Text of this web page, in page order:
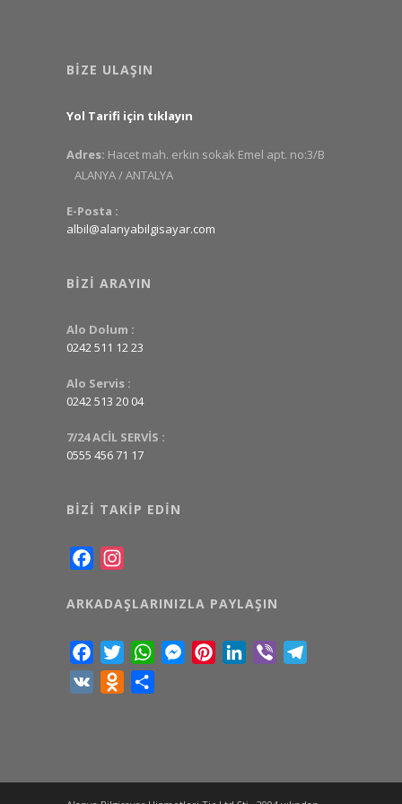
BIZE ULAŞIN
Yol Tarifi için tıklayın
Adres: Hacet mah. erkin sokak Emel apt. no:3/B
ALANYA / ANTALYA
E-Posta :
albil@alanyabilgisayar.com
BIZI ARAYIN
Alo Dolum :
0242 511 12 23
Alo Servis :
0242 513 20 04
7/24 ACİL SERVİS :
0555 456 71 17
BIZI TAKIP EDIN
Facebook
ARKADAŞLARINIZLA PAYLAŞIN
FacebookTwitterWhatsAppMessenger
PinterestLinkedIn
Viber
VK
Odnoklassniki